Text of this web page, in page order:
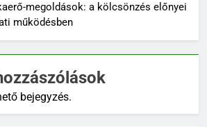
megoldások: a kölcsönzés előnyei
működésben
bejegyzés.